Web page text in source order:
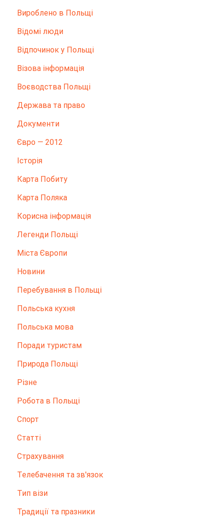
Вироблено в Польщі
Відомі люди
Відпочинок у Польщі
Візова інформація
Воєводства Польщі
Держава та право
Документи
Євро — 2012
Історія
Карта Побиту
Карта Поляка
Корисна інформація
Легенди Польщі
Міста Європи
Новини
Перебування в Польщі
Польська кухня
Польська мова
Поради туристам
Природа Польщі
Різне
Робота в Польщі
Спорт
Статті
Страхування
Телебачення та зв'язок
Тип візи
Традиції та празники